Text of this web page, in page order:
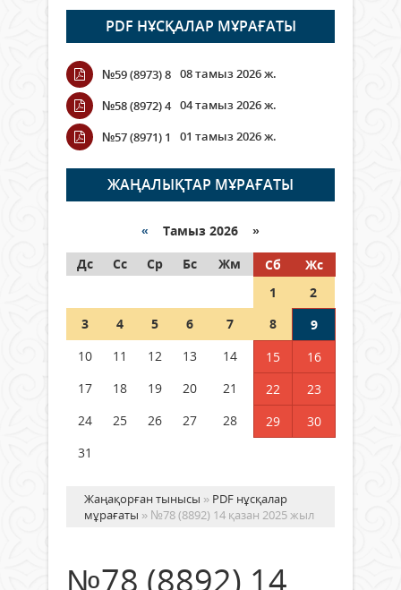
Open Air: Қызылорда облысы
полиция департаменті 20
мыңнан астам көрерменнің
қауіпсіздігін қамтамасыз етті
06 тамыз 2026 ж.
Wi-Fi ҚАБЫРҒА АРҚЫЛЫ ҚАЛАЙ
ӨТЕДІ?
06 тамыз 2026 ж. 276
граждане Казахстана,
05 тамыз 2026 ж. 158
Шетелде жүрген Қазақстан
азаматтары қалай дауыс бере
PDF НҰСҚАЛАР МҰРАҒАТЫ
№59 (8973) 8 08 тамыз 2026 ж.
№58 (8972) 4 04 тамыз 2026 ж.
№57 (8971) 1
01 тамыз 2026 ж.
ЖАҢАЛЫҚТАР МҰРАҒАТЫ
« Тамыз 2026 »
Дс
Сс Ср Бс Жм Сб
Жс
1
2
3
4 5 6 7 8
9
10
11 12 13 14 15
16
17
18 19 20 21 22
23
24
25 26 27 28 29
30
31
Жаңақорған тынысы » PDF нұсқалар
мұрағаты » №78 (8892) 14 қазан 2025 жыл
№78 (8892) 14